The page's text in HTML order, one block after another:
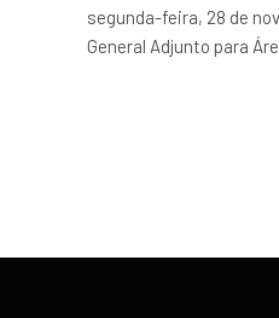
segunda-feira, 28 de
General Adjunto para